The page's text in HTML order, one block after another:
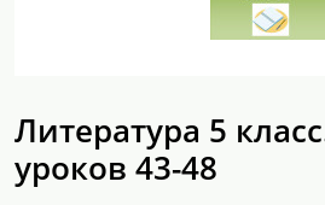
Литература 5
уроков 43-48